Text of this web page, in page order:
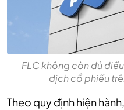
FLC không còn đủ
dịch cổ phiếu
Theo quy định hiện